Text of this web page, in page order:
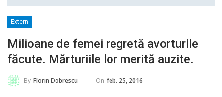
Extern
Milioane de femei regretă avorturile
făcute. Mărturiile lor merită auzite.
By Florin Dobrescu On feb. 25, 2016